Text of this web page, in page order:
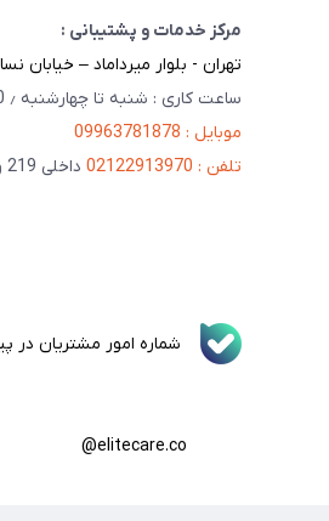
مرکز خدمات و پشتیبانی :
تهران - بلوار میرداماد – خیابان نسا –
ساعت کاری : شنبه تا چهارشنبه ٫ 10 صبح الی 5 عصر
موبایل : 09963781878
تلفن : 02122913970
داخلی 219 و 217 - داخلی مستقیم بخش فنی 201
شماره امور مشتریان در پیامرسان